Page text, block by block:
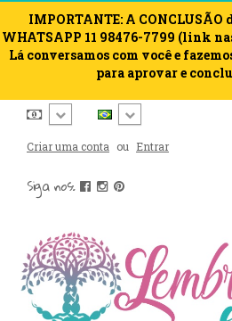
IMPORTANTE: A CONCLUSÃO
WHATSAPP 11 98476-7799 (link
Lá conversamos com você e
para aprovar e
Criar uma conta ou Entrar
Siga nos: